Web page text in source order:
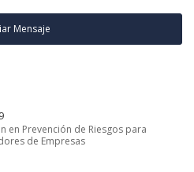
Mensaje
en Prevención de Riesgos para
de Empresas